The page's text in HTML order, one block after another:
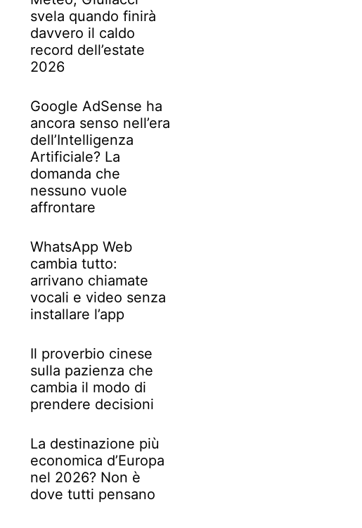
svela quando finirà
davvero il caldo
record dell’estate
2026
Google AdSense ha
ancora senso nell’era
dell’Intelligenza
Artificiale? La
domanda che
nessuno vuole
affrontare
WhatsApp Web
cambia tutto:
arrivano chiamate
vocali e video senza
installare l’app
Il proverbio cinese
sulla pazienza che
cambia il modo di
prendere decisioni
La destinazione più
economica d’Europa
nel 2026? Non è
dove tutti pensano